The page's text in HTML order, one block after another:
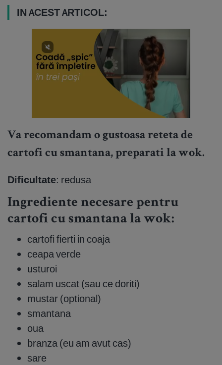
IN ACEST ARTICOL:
Va recomandam o gustoasa reteta de
cartofi cu smantana, preparati la wok.
Dificultate: redusa
Ingrediente necesare pentru
cartofi cu smantana la wok:
cartofi fierti in coaja
ceapa verde
usturoi
salam uscat (sau ce doriti)
mustar (optional)
smantana
oua
branza (eu am avut cas)
sare